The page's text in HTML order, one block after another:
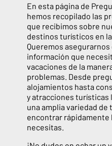
En esta página de
hemos recopilado las
que recibimos sobre
destinos turísticos en
Queremos
información que
vacaciones de la
problemas. Desde
alojamientos hasta
y atracciones turísticas
una amplia variedad de
encontrar rápidamente
necesitas.